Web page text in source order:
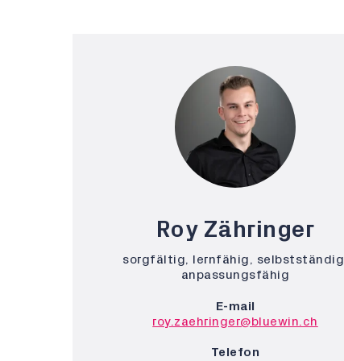
Roy Zähringer
sorgfältig, lernfähig, selbstständig,
anpassungsfähig
E-mail
roy.zaehringer@bluewin.ch
Telefon